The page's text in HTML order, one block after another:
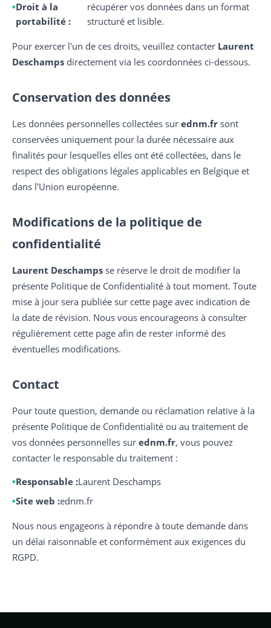
Droit à la
portabilité :
récupérer vos données dans un format
structuré et lisible.
Pour exercer l'un de ces droits, veuillez contacter Laurent
Deschamps directement via les coordonnées ci-dessous.
Conservation des données
Les données personnelles collectées sur ednm.fr sont
conservées uniquement pour la durée nécessaire aux
finalités pour lesquelles elles ont été collectées, dans le
respect des obligations légales applicables en Belgique et
dans l'Union européenne.
Modifications de la politique de
confidentialité
Laurent Deschamps se réserve le droit de modifier la
présente Politique de Confidentialité à tout moment. Toute
mise à jour sera publiée sur cette page avec indication de
la date de révision. Nous vous encourageons à consulter
régulièrement cette page afin de rester informé des
éventuelles modifications.
Contact
Pour toute question, demande ou réclamation relative à la
présente Politique de Confidentialité ou au traitement de
vos données personnelles sur ednm.fr, vous pouvez
contacter le responsable du traitement :
Responsable :Laurent Deschamps
Site web :ednm.fr
Nous nous engageons à répondre à toute demande dans
un délai raisonnable et conformément aux exigences du
RGPD.